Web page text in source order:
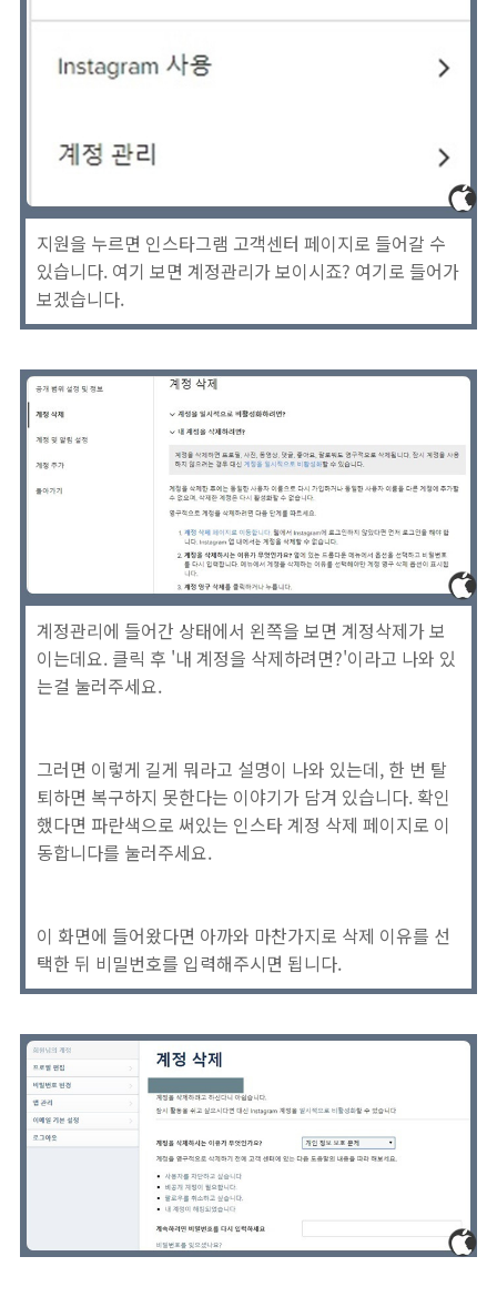
지원을 누르면 인스타그램 고객센터 페이지로 들어갈 수
있습니다. 여기 보면 계정관리가 보이시죠? 여기로 들어가
보겠습니다.
계정관리에 들어간 상태에서 왼쪽을 보면 계정삭제가 보
이는데요. 클릭 후 '내 계정을 삭제하려면?'이라고 나와 있
는걸 눌러주세요.
그러면 이렇게 길게 뭐라고 설명이 나와 있는데, 한 번 탈
퇴하면 복구하지 못한다는 이야기가 담겨 있습니다. 확인
했다면 파란색으로 써있는 인스타 계정 삭제 페이지로 이
동합니다를 눌러주세요.
이 화면에 들어왔다면 아까와 마찬가지로 삭제 이유를 선
택한 뒤 비밀번호를 입력해주시면 됩니다.